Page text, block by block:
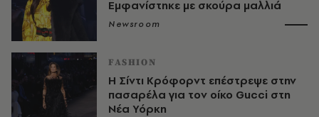
Εμφανίστηκε με σκούρα μαλλιά
Newsroom
FASHION
Η Σίντι Κρόφορντ επέστρεψε στην
πασαρέλα για τον οίκο Gucci στη
Νέα Υόρκη